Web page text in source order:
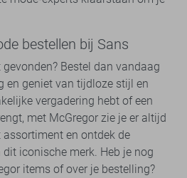
bestellen bij Sans
Bestel dan vandaag
en geniet van tijdloze stijl en
vergadering hebt of een
met McGregor zie je er altijd
en ontdek de
iconische merk. Heb je nog
items of over je bestelling?